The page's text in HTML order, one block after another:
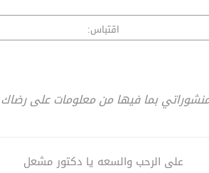
اقتباس:
بما فيها من معلومات على رضاك
على الرحب والسعه يا دكتور مشعل